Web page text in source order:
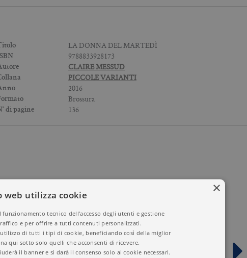
LA DONNA DEL MARTEDÌ
9788833928173
CLAIRE MESSUD
PICCOLE VARIANTI
2016
Brossura
di pagine 136
×
web utilizza cookie
tecnico dell'accesso degli utenti e gestione
e per offrire a tutti contenuti personalizzati.
di tutti i tipi di cookie, beneficiando così della miglior
qui sotto solo quelli che acconsenti di ricevere.
il banner e si darà il consenso solo ai cookie necessari.